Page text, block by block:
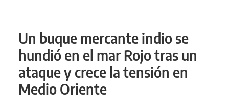
Un buque mercante indio se
hundió en el mar Rojo tras un
ataque y crece la tensión en
Medio Oriente